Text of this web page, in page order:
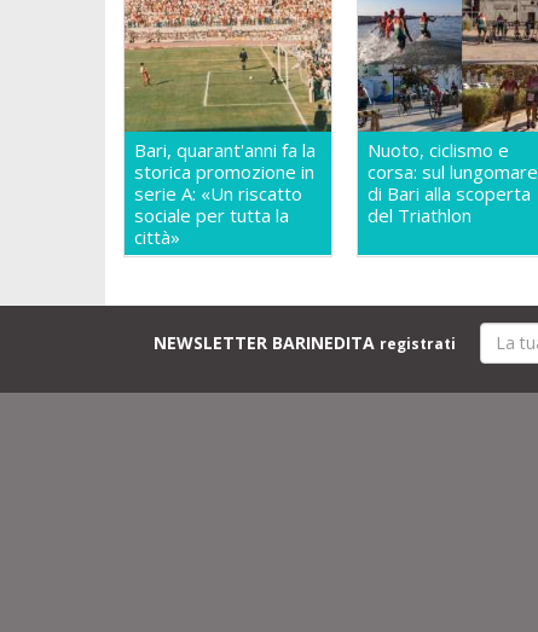
Bari, quarant'anni fa la
storica promozione in
serie A: «Un riscatto
sociale per tutta la
città»
Nuoto, ciclismo e
corsa: sul lungomare
di Bari alla scoperta
del Triathlon
NEWSLETTER BARINEDITA registrati